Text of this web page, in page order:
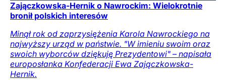
Zajączkowska-Hernik o Nawrockim: Wielokrotnie
bronił polskich interesów
Minął rok od zaprzysiężenia Karola Nawrockiego na
najwyższy urząd w państwie. "W imieniu swoim oraz
swoich wyborców dziękuję Prezydentowi" – napisała
europosłanka Konfederacji Ewa Zajączkowska-
Hernik.